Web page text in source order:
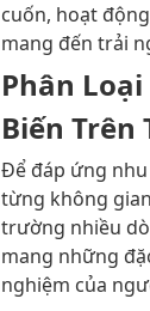
cuốn, hoạt
mang đến trải
Phân
Biến Trên
Để đáp ứng
từng không
trường nhiều
mang những
nghiệm của